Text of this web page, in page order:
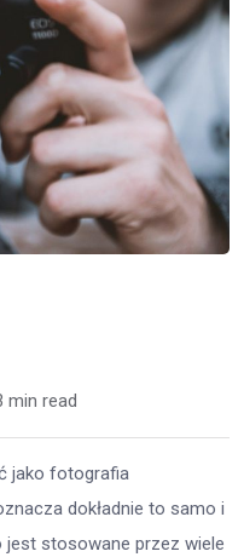
min read
jako fotografia
dokładnie to samo i
stosowane przez wiele